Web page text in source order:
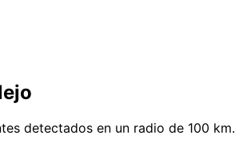
detectados en un radio de 100 km.